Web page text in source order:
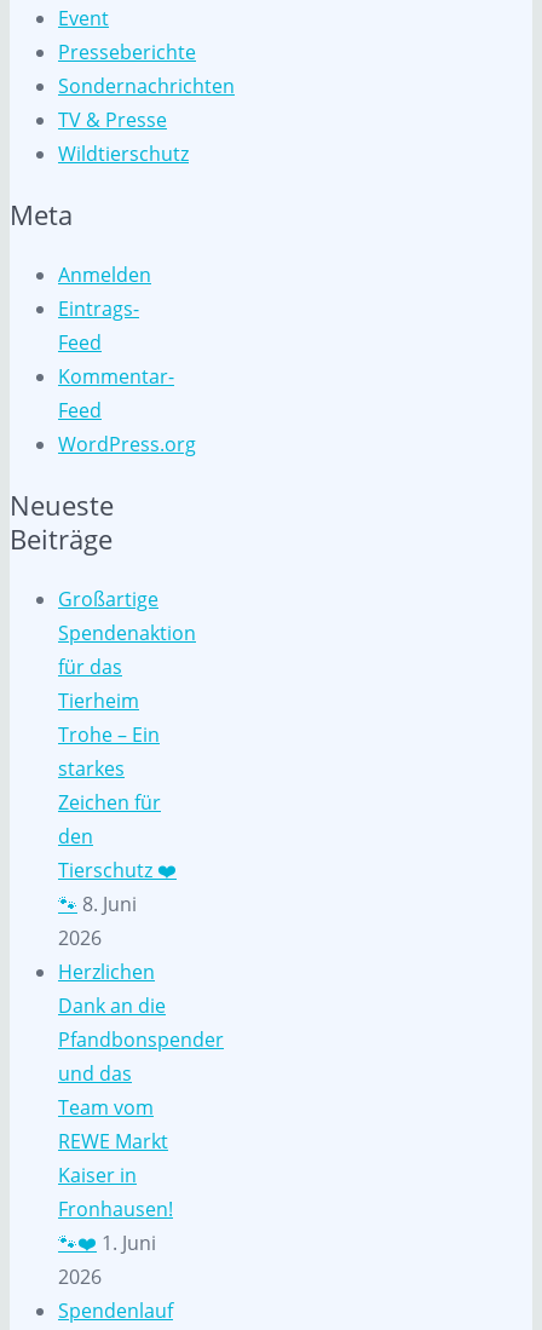
Event
Presseberichte
Sondernachrichten
TV & Presse
Wildtierschutz
Meta
Anmelden
Eintrags-
Feed
Kommentar-
Feed
WordPress.org
Neueste
Beiträge
Großartige
Spendenaktion
für das
Tierheim
Trohe – Ein
starkes
Zeichen für
den
Tierschutz ❤️
🐾 8. Juni
2026
Herzlichen
Dank an die
Pfandbonspender
und das
Team vom
REWE Markt
Kaiser in
Fronhausen!
🐾❤️ 1. Juni
2026
Spendenlauf